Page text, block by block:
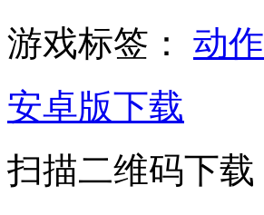
游戏标签： 动作
安卓版下载
扫描二维码下载